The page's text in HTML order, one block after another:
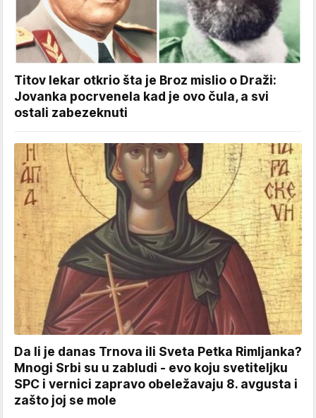
Titov lekar otkrio šta je Broz mislio o Draži:
Jovanka pocrvenela kad je ovo čula, a svi
ostali zabezeknuti
Da li je danas Trnova ili Sveta Petka Rimljanka?
Mnogi Srbi su u zabludi - evo koju svetiteljku
SPC i vernici zapravo obeležavaju 8. avgusta i
zašto joj se mole